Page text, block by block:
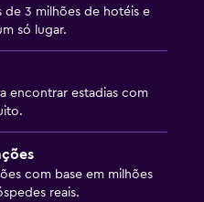
de 3 milhões de hotéis e
só lugar.
encontrar estadias com
com base em milhões
reais.